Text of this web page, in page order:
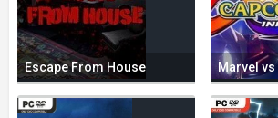
Escape From House Marvel